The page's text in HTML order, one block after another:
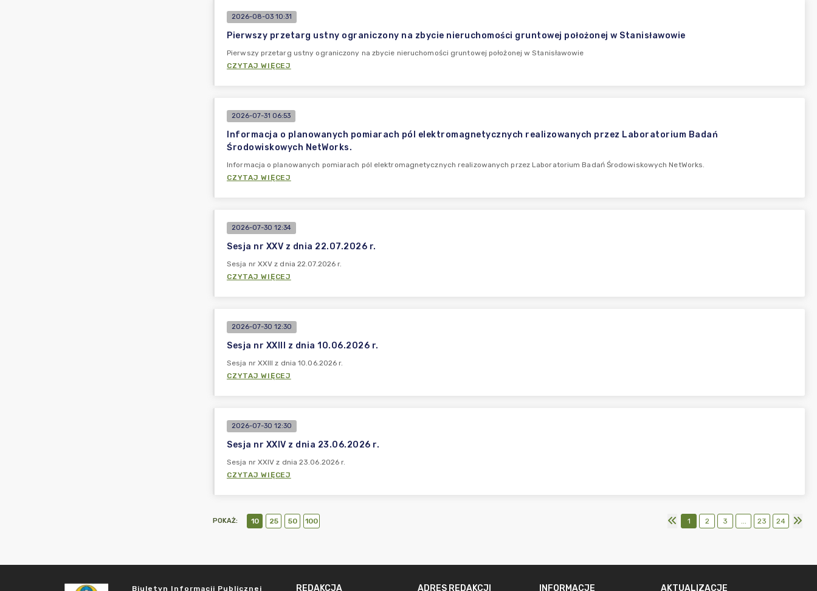
2026-08-03 10:31
Pierwszy przetarg ustny ograniczony na zbycie nieruchomości gruntowej położonej w Stanisławowie
Pierwszy przetarg ustny ograniczony na zbycie nieruchomości gruntowej położonej w Stanisławowie
CZYTAJ WIĘCEJ
2026-07-31 06:53
Informacja o planowanych pomiarach pól elektromagnetycznych realizowanych przez Laboratorium Badań
Środowiskowych NetWorks.
Informacja o planowanych pomiarach pól elektromagnetycznych realizowanych przez Laboratorium Badań Środowiskowych NetWorks.
CZYTAJ WIĘCEJ
2026-07-30 12:34
Sesja nr XXV z dnia 22.07.2026 r.
Sesja nr XXV z dnia 22.07.2026 r.
CZYTAJ WIĘCEJ
2026-07-30 12:30
Sesja nr XXIII z dnia 10.06.2026 r.
Sesja nr XXIII z dnia 10.06.2026 r.
CZYTAJ WIĘCEJ
2026-07-30 12:30
Sesja nr XXIV z dnia 23.06.2026 r.
Sesja nr XXIV z dnia 23.06.2026 r.
CZYTAJ WIĘCEJ
POKAŻ: 10 25 50 100 1 2 3 ... 23 24
Biuletyn Informacji Publicznej REDAKCJA ADRES REDAKCJI INFORMACJE AKTUALIZACJE